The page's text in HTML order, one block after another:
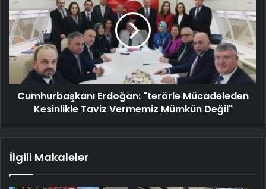
Cumhurbaşkanı Erdoğan: "terörle Mücadeleden
Kesinlikle Taviz Vermemiz Mümkün Değil"
İlgili Makaleler